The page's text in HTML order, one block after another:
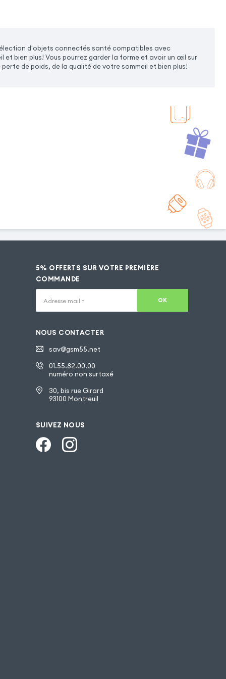
d'objets connectés santé compatibles avec
bien plus! Vous pourrez garder la forme et avoir un œil sur
de poids, de la qualité de votre sommeil et bien plus!
5% OFFERTS SUR VOTRE PREMIÈRE
COMMANDE
Adresse mail * OK
NOUS CONTACTER
sav@gsm55.net
01.55.82.00.00
numéro non surtaxé
30, bis rue Girard
93100 Montreuil
SUIVEZ NOUS